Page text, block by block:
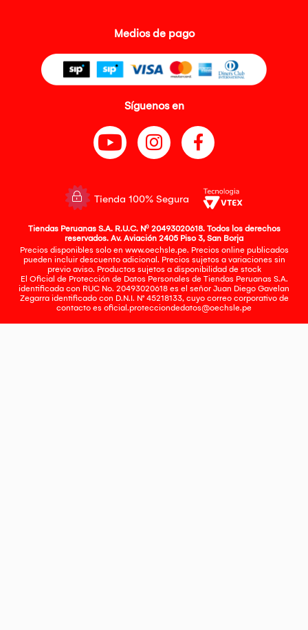
Medios de pago
Síguenos en
Tienda 100% Segura
Tiendas Peruanas S.A. R.U.C. Nº 20493020618. Todos los derechos
reservados. Av. Aviación 2405 Piso 3, San Borja
Precios disponibles solo en www.oechsle.pe. Precios online publicados
pueden incluir descuento adicional. Precios sujetos a variaciones sin
previo aviso. Productos sujetos a disponibilidad de stock
El Oficial de Protección de Datos Personales de Tiendas Peruanas S.A.
identificada con RUC No. 20493020618 es el señor Juan Diego Gavelan
Zegarra identificado con D.N.I. N° 45218133, cuyo correo corporativo de
contacto es oficial.protecciondedatos@oechsle.pe